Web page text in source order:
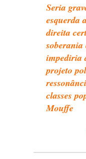
Seria
esquerda
direita
impediria
projeto
classes
Mouffe